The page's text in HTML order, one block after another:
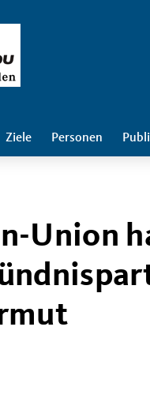
Ziele Personen
Union